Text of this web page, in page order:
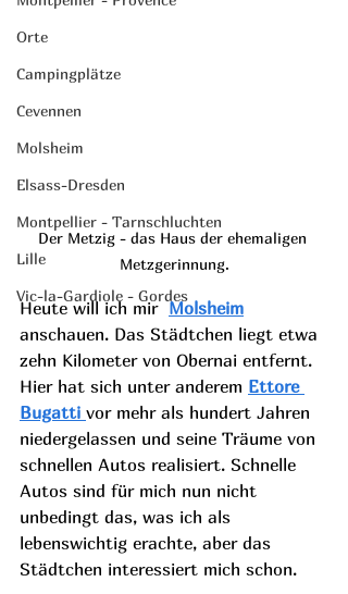
Orte
Campingplätze
Cevennen
Molsheim
Elsass-Dresden
Montpellier - Tarnschluchten
Lille
Vic-la-Gardiole - Gordes
Der Metzig - das Haus der ehemaligen
Metzgerinnung.
Heute will ich mir Molsheim
anschauen. Das Städtchen liegt etwa
zehn Kilometer von Obernai entfernt.
Hier hat sich unter anderem Ettore
Bugatti vor mehr als hundert Jahren
niedergelassen und seine Träume von
schnellen Autos realisiert. Schnelle
Autos sind für mich nun nicht
unbedingt das, was ich als
lebenswichtig erachte, aber das
Städtchen interessiert mich schon.